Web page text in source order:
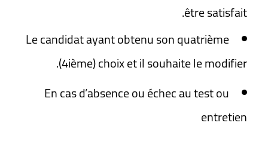
être satisfait.
Le candidat ayant obtenu son quatrième
(4ième) choix et il souhaite le modifier.
En cas d’absence ou échec au test ou
entretien